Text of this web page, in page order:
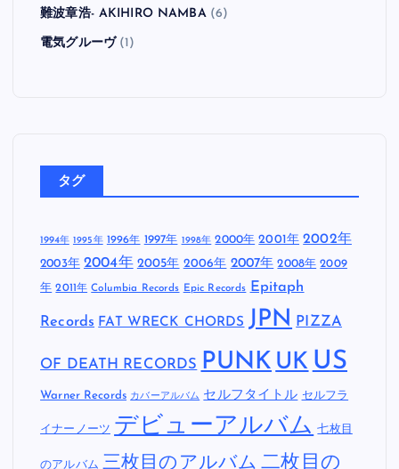
難波章浩- AKIHIRO NAMBA(6)
電気グルーヴ(1)
タグ
1994年 1995年 1996年 1997年 1998年 2000年 2001年 2002年
2003年 2004年 2005年 2006年 2007年 2008年 2009
年 2011年 Columbia Records Epic Records Epitaph
Records FAT WRECK CHORDS JPN PIZZA
OF DEATH RECORDS PUNK UK US
Warner Records カバーアルバム セルフタイトル セルフラ
イナーノーツ デビューアルバム 七枚目
のアルバム 三枚目のアルバム 二枚目の